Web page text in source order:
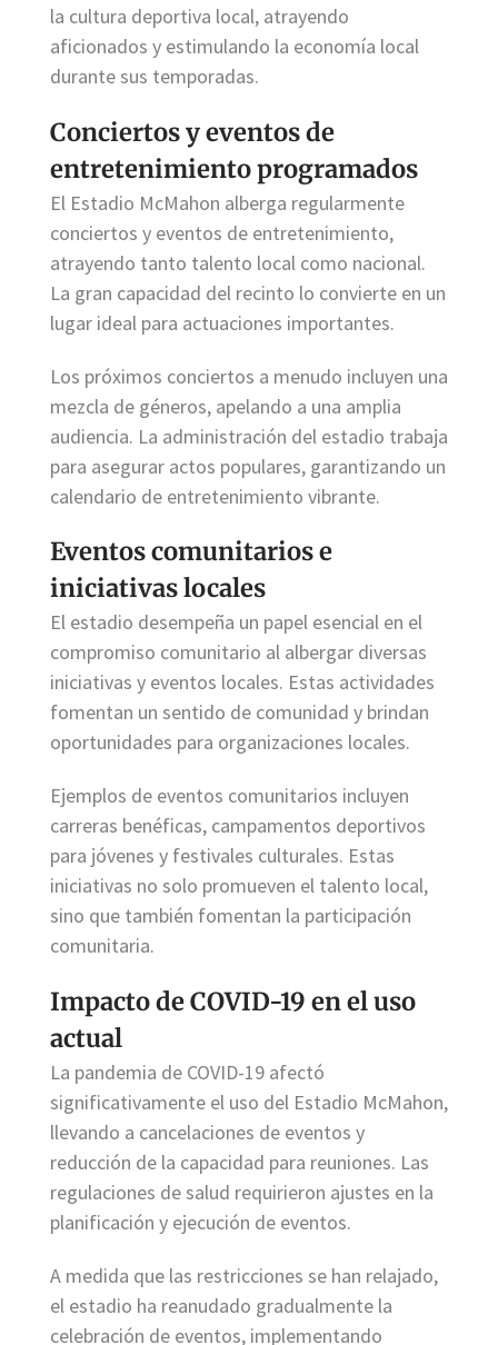
la cultura deportiva local, atrayendo
aficionados y estimulando la economía local
durante sus temporadas.
Conciertos y eventos de
entretenimiento programados
El Estadio McMahon alberga regularmente
conciertos y eventos de entretenimiento,
atrayendo tanto talento local como nacional.
La gran capacidad del recinto lo convierte en un
lugar ideal para actuaciones importantes.
Los próximos conciertos a menudo incluyen una
mezcla de géneros, apelando a una amplia
audiencia. La administración del estadio trabaja
para asegurar actos populares, garantizando un
calendario de entretenimiento vibrante.
Eventos comunitarios e
iniciativas locales
El estadio desempeña un papel esencial en el
compromiso comunitario al albergar diversas
iniciativas y eventos locales. Estas actividades
fomentan un sentido de comunidad y brindan
oportunidades para organizaciones locales.
Ejemplos de eventos comunitarios incluyen
carreras benéficas, campamentos deportivos
para jóvenes y festivales culturales. Estas
iniciativas no solo promueven el talento local,
sino que también fomentan la participación
comunitaria.
Impacto de COVID-19 en el uso
actual
La pandemia de COVID-19 afectó
significativamente el uso del Estadio McMahon,
llevando a cancelaciones de eventos y
reducción de la capacidad para reuniones. Las
regulaciones de salud requirieron ajustes en la
planificación y ejecución de eventos.
A medida que las restricciones se han relajado,
el estadio ha reanudado gradualmente la
celebración de eventos, implementando